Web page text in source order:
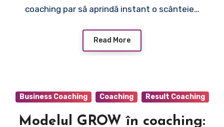
coaching par să aprindă instant o scânteie…
Read More
Business Coaching Coaching Result Coaching
Modelul GROW în coaching: